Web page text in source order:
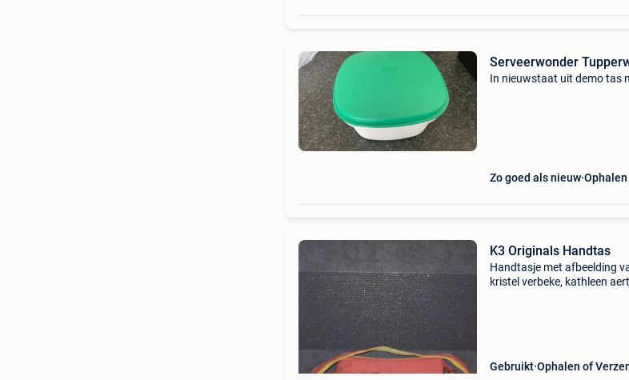
Serveerwonder
In nieuwstaat uit demo tas
Zo goed als nieuw
K3 Originals Handtas
Handtasje met afbeelding
kristel verbeke, kathleen
Gebruikt Ophalen of